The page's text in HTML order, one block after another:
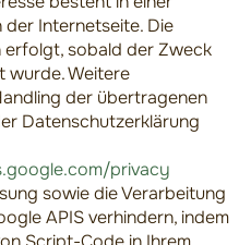
Internetseite. Die
sobald der Zweck
wurde. Weitere
der übertragenen
Datenschutzerklärung
privacy
sowie die Verarbeitung
APIS verhindern, indem